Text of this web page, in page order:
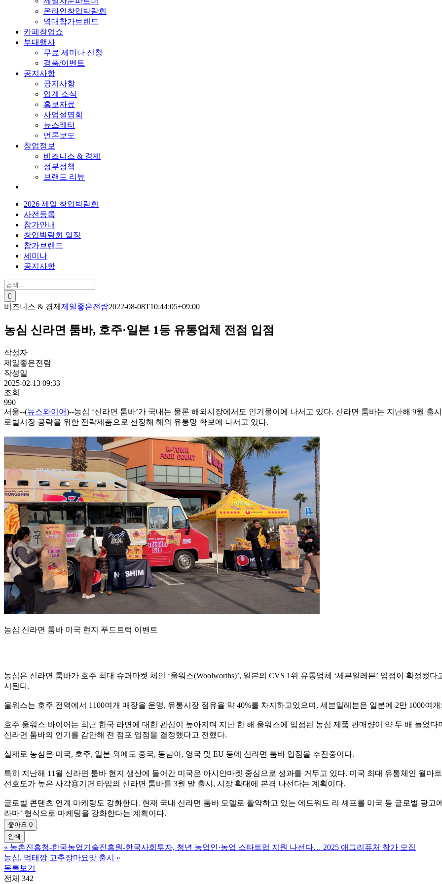
온라인창업박람회
역대참가브랜드
카페창업쇼
부대행사
무료 세미나 신청
경품/이벤트
공지사항
공지사항
업계 소식
홍보자료
사업설명회
뉴스레터
언론보도
창업정보
비즈니스 & 경제
정부정책
브랜드 리뷰
2026 제일 창업박람회
사전등록
참가안내
창업박람회 일정
참가브랜드
세미나
공지사항
검
색:
비즈니스 & 경제 제일좋은전람2022-08-08T10:44:05+09:00
농심 신라면 툼바, 호주·일본 1등 유통업체 전점 입점
작성자
제일좋은전람
작성일
2025-02-13 09:33
조회
990
서울--(뉴스와이어)--농심 ‘신라면 툼바’가 국내는 물론 해외시장에서도 인기몰이에 나서고 있다. 신라면 툼바는 지난해 9월 출
로벌시장 공략을 위한 전략제품으로 선정해 해외 유통망 확보에 나서고 있다.
농심 신라면 툼바 미국 현지 푸드트럭 이벤트
농심은 신라면 툼바가 호주 최대 슈퍼마켓 체인 ‘울워스(Woolworths)’, 일본의 CVS 1위 유통업체 ‘세븐일레븐’ 입점이 확정됐
시된다.
울워스는 호주 전역에서 1100여개 매장을 운영, 유통시장 점유율 약 40%를 차지하고있으며, 세븐일레븐은 일본에 2만 1000여
호주 울워스 바이어는 최근 한국 라면에 대한 관심이 높아지며 지난 한 해 울워스에 입점된 농심 제품 판매량이 약 두 배 늘었
신라면 툼바의 인기를 감안해 전 점포 입점을 결정했다고 전했다.
실제로 농심은 미국, 호주, 일본 외에도 중국, 동남아, 영국 및 EU 등에 신라면 툼바 입점을 추진중이다.
특히 지난해 11월 신라면 툼바 현지 생산에 들어간 미국은 아시안마켓 중심으로 성과를 거두고 있다. 미국 최대 유통체인 월마
선호도가 높은 사각용기면 타입의 신라면 툼바를 3월 말 출시, 시장 확대에 본격 나선다는 계획이다.
글로벌 콘텐츠 연계 마케팅도 강화한다. 현재 국내 신라면 툼바 모델로 활약하고 있는 에드워드 리 셰프를 미국 등 글로벌 광고
라마’ 형식으로 마케팅을 강화한다는 계획이다.
좋아요 0
인쇄
« 농촌진흥청-한국농업기술진흥원-한국사회투자, 청년 농업인·농업 스타트업 지원 나선다… 2025 애그리퓨처 참가 모집
농심, 먹태깡 고추장마요맛 출시
»
목록보기
전체 342